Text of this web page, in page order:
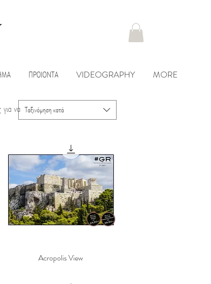
ΠΡΟΙΟΝΤΑ VIDEOGRAPHY MORE
Ταξινόμηση κατά
Γρήγορη προβολή
Acropolis View
να